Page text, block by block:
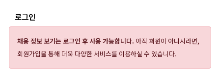
로그인
채용 정보 보기는 로그인 후 사용 가능합니다. 아직 회원이 아니시라면,
회원가입을 통해 더욱 다양한 서비스를 이용하실 수 있습니다.